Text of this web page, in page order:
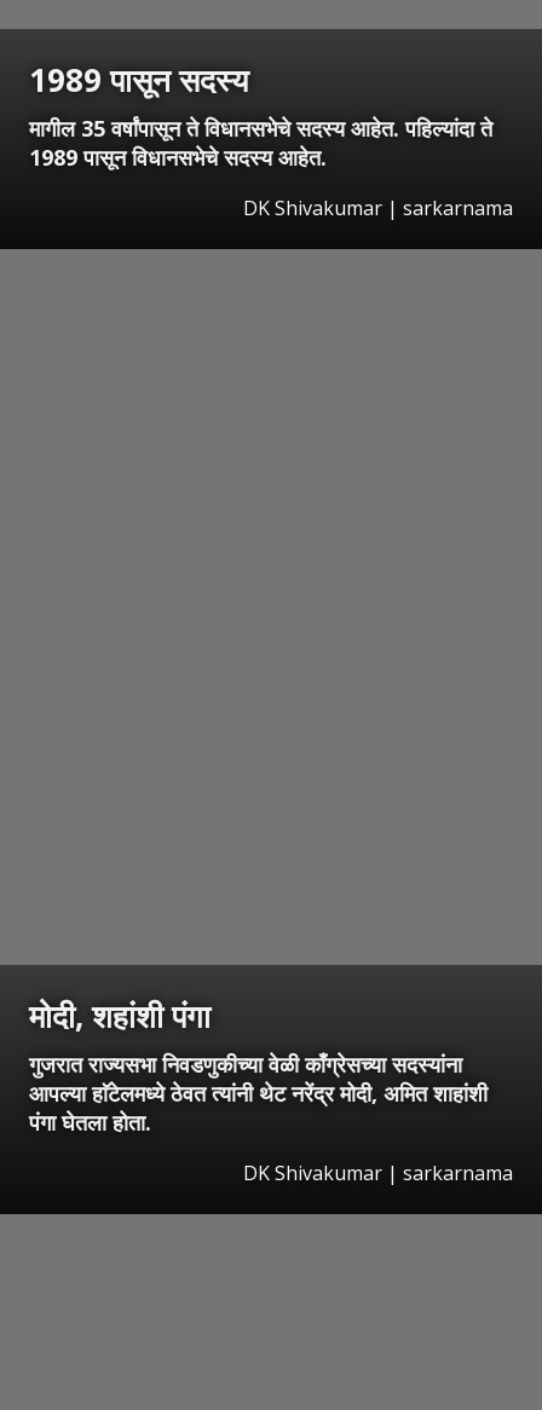
1989 पासून सदस्य
मागील 35 वर्षांपासून ते विधानसभेचे सदस्य आहेत. पहिल्यांदा ते
1989 पासून विधानसभेचे सदस्य आहेत.
DK Shivakumar | sarkarnama
मोदी, शहांशी पंगा
गुजरात राज्यसभा निवडणुकीच्या वेळी काँग्रेसच्या सदस्यांना
आपल्या हाॅटेलमध्ये ठेवत त्यांनी थेट नरेंद्र मोदी, अमित शाहांशी
पंगा घेतला होता.
DK Shivakumar | sarkarnama